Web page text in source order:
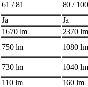
61 / 81
80 / 100
Ja
Ja
1670 lm
2370 lm
750 lm
1080 lm
730 lm
1040 lm
110 lm
160 lm